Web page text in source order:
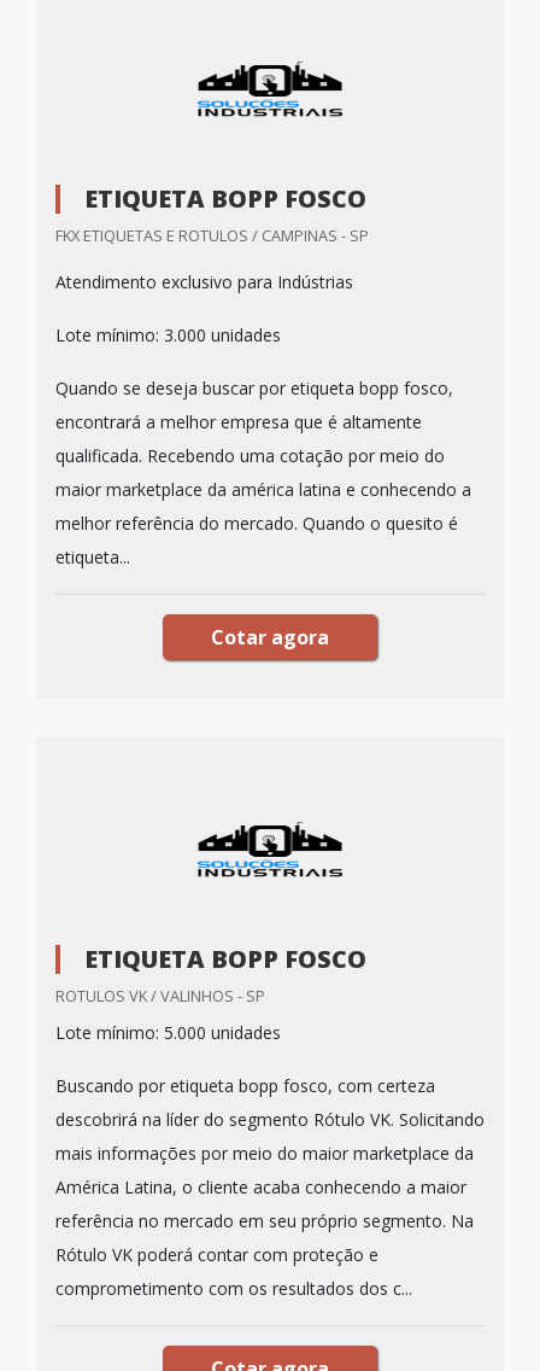
ETIQUETA BOPP FOSCO
FKX ETIQUETAS E ROTULOS / CAMPINAS - SP
Atendimento exclusivo para Indústrias
Lote mínimo: 3.000 unidades
Quando se deseja buscar por etiqueta bopp fosco,
encontrará a melhor empresa que é altamente
qualificada. Recebendo uma cotação por meio do
maior marketplace da américa latina e conhecendo a
melhor referência do mercado. Quando o quesito é
etiqueta...
Cotar agora
ETIQUETA BOPP FOSCO
ROTULOS VK / VALINHOS - SP
Lote mínimo: 5.000 unidades
Buscando por etiqueta bopp fosco, com certeza
descobrirá na líder do segmento Rótulo VK. Solicitando
mais informações por meio do maior marketplace da
América Latina, o cliente acaba conhecendo a maior
referência no mercado em seu próprio segmento. Na
Rótulo VK poderá contar com proteção e
comprometimento com os resultados dos c...